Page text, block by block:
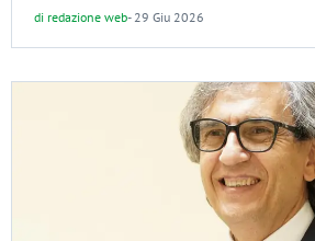
di redazione web- 29 Giu 2026